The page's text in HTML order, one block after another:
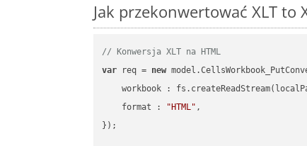
Jak przekonwertować XLT
// Konwersja XLT na HTML
var req = new
workbook :
format : "HTML" ,
});